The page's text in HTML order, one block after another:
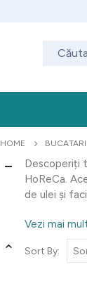
HOME
Descoperiți
HoReCa.
de ulei și
Vezi mai
Sort By: